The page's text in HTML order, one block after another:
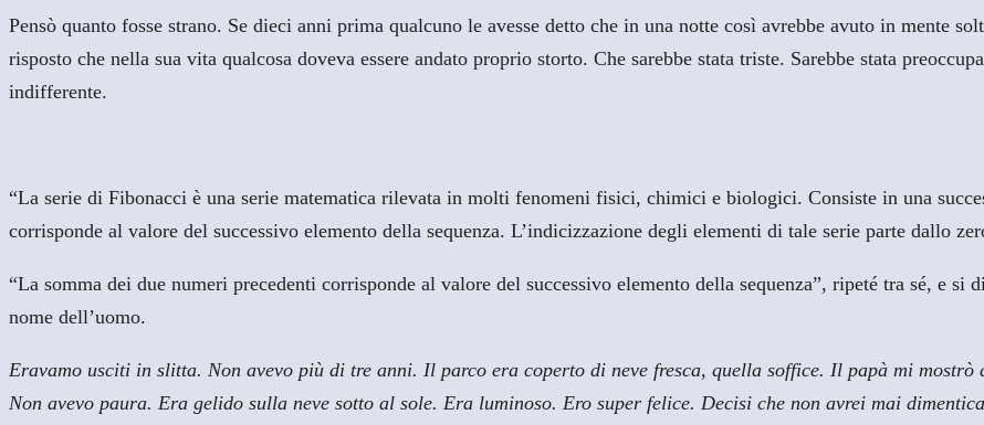
Pensò quanto fosse strano. Se dieci anni prima qualcuno le avesse detto che in una notte così avrebbe avuto in mente
risposto che nella sua vita qualcosa doveva essere andato proprio storto. Che sarebbe stata triste. Sarebbe stata
indifferente.
“La serie di Fibonacci è una serie matematica rilevata in molti fenomeni fisici, chimici e biologici. Consiste in una
corrisponde al valore del successivo elemento della sequenza. L’indicizzazione degli elementi di tale serie parte dallo
“La somma dei due numeri precedenti corrisponde al valore del successivo elemento della sequenza”, ripeté tra sé, e
nome dell’uomo.
Eravamo usciti in slitta. Non avevo più di tre anni. Il parco era coperto di neve fresca, quella soffice. Il papà mi
Non avevo paura. Era gelido sulla neve sotto al sole. Era luminoso. Ero super felice. Decisi che non avrei mai